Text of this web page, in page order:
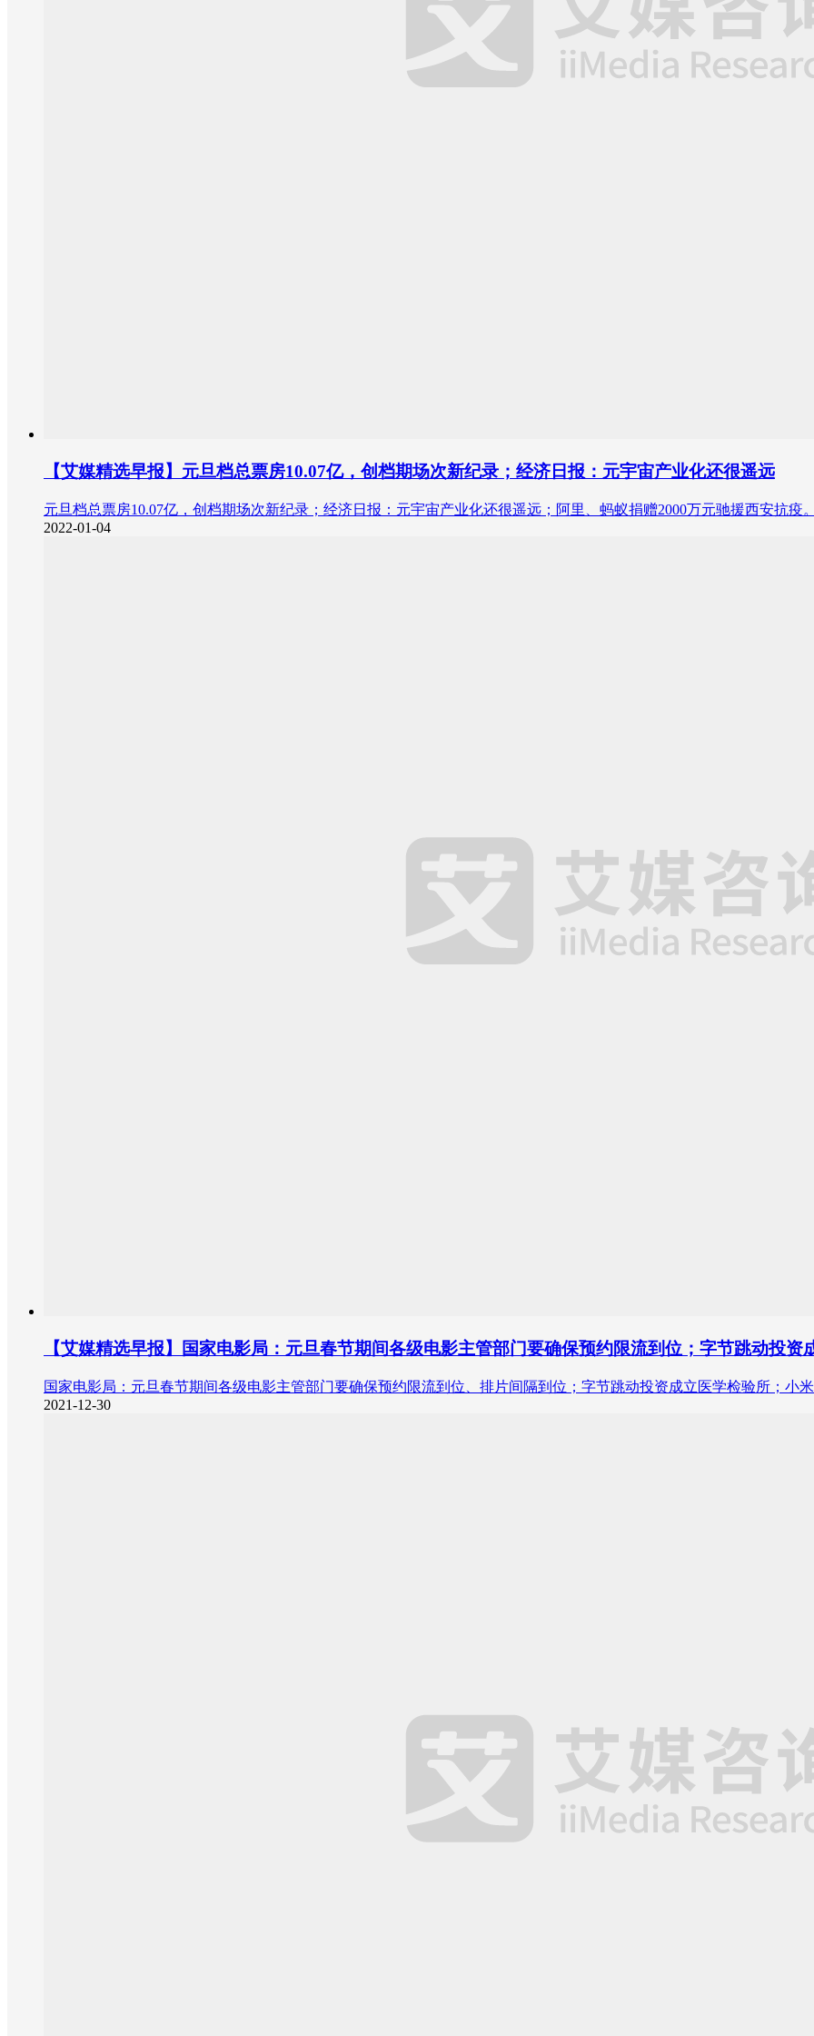
【艾媒精选早报】元旦档总票房10.07亿，创档期场次新纪录；经济日报：元宇宙产业化还很遥远
元旦档总票房10.07亿，创档期场次新纪录；经济日报：元宇宙产业化还很遥远；阿里、蚂蚁捐赠2000万元驰援西安抗疫
2022-01-04
【艾媒精选早报】国家电影局：元旦春节期间各级电影主管部门要确保预约限流到位；字节跳动投资
国家电影局：元旦春节期间各级电影主管部门要确保预约限流到位、排片间隔到位；字节跳动投资成立医学检验所；小
2021-12-30